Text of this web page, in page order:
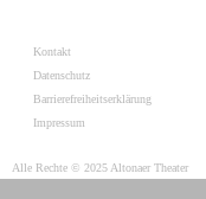
Kontakt
Datenschutz
Barrierefreiheitserklärung
Impressum
Alle Rechte © 2025 Altonaer Theater